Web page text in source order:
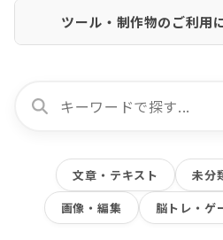
ツール・制作物のご利用
文章・テキスト 未分
画像・編集
脳トレ・ゲ